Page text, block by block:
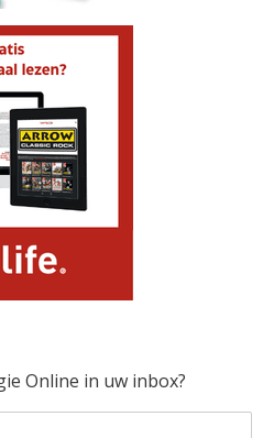
Online in uw inbox?